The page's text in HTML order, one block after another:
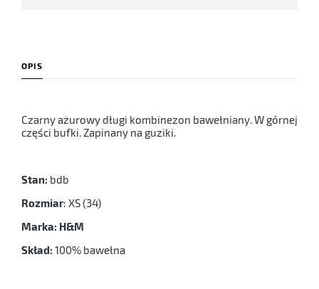
OPIS
Czarny ażurowy długi kombinezon bawełniany. W górnej
części bufki. Zapinany na guziki.
Stan: bdb
Rozmiar: XS (34)
Marka: H&M
Skład: 100% bawełna